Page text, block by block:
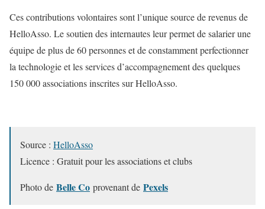
Ces contributions volontaires sont l’unique source de revenus de
HelloAsso. Le soutien des internautes leur permet de salarier une
équipe de plus de 60 personnes et de constamment perfectionner
la technologie et les services d’accompagnement des quelques
150 000 associations inscrites sur HelloAsso.
Source : HelloAsso
Licence : Gratuit pour les associations et clubs
Photo de Belle Co provenant de Pexels